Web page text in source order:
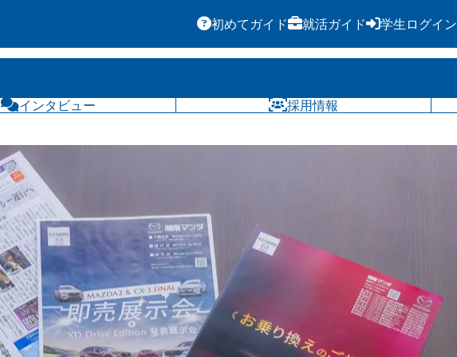
初めてガイド 就活ガイド 学生ログイン
インタビュー 採用情報
気になる